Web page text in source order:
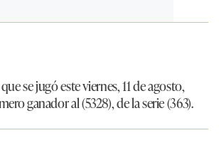
se jugó este viernes, 11 de agosto,
ganador al (5328), de la serie (363).